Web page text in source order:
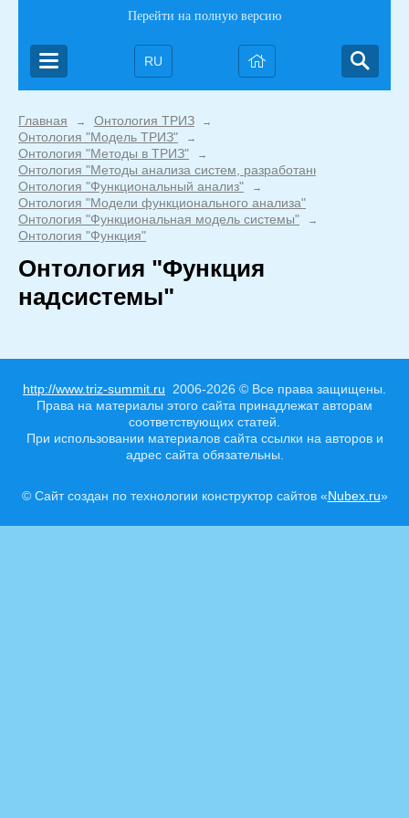
Перейти на полную версию
RU
Главная → Онтология ТРИЗ →
Онтология "Модель ТРИЗ" →
Онтология "Методы в ТРИЗ" →
Онтология "Методы анализа систем, разработанные в ТРИЗ"
Онтология "Функциональный анализ" →
Онтология "Модели функционального анализа"
Онтология "Функциональная модель системы" →
Онтология "Функция"
Онтология "Функция
надсистемы"
http://www.triz-summit.ru 2006-2026 © Все права защищены.
Права на материалы этого сайта принадлежат авторам
соответствующих статей.
При использовании материалов сайта ссылки на авторов и
адрес сайта обязательны.
© Сайт создан по технологии конструктор сайтов «Nubex.ru»